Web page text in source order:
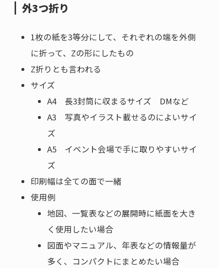
外3つ折り
1枚の紙を3等分にして、それぞれの端を外側
に折って、Zの形にしたもの
Z折りとも言われる
サイズ
A4 長3封筒に収まるサイズ DMなど
A3 写真やイラスト載せるのによいサイ
ズ
A5 イベント会場で手に取りやすいサイ
ズ
印刷幅は全ての面で一緒
使用例
地図、一覧表などの展開時に紙面を大き
く使用したい場合
図面やマニュアル、年表などの情報量が
多く、コンパクトにまとめたい場合